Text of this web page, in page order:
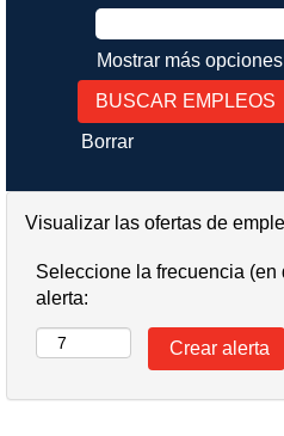
Mostrar más opciones
Borrar
Visualizar las ofertas de
Seleccione la frecuencia (en
alerta: